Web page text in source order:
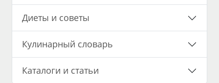
Диеты и советы
Кулинарный словарь
Каталоги и статьи